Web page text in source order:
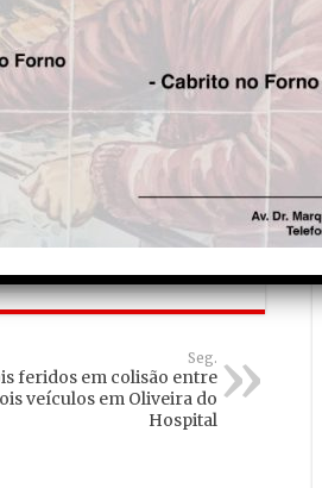
1 de Janeiro de 2021 até à
do Demandante no
ao valor da sua
Seg.
feridos em colisão entre
veículos em Oliveira do
Hospital